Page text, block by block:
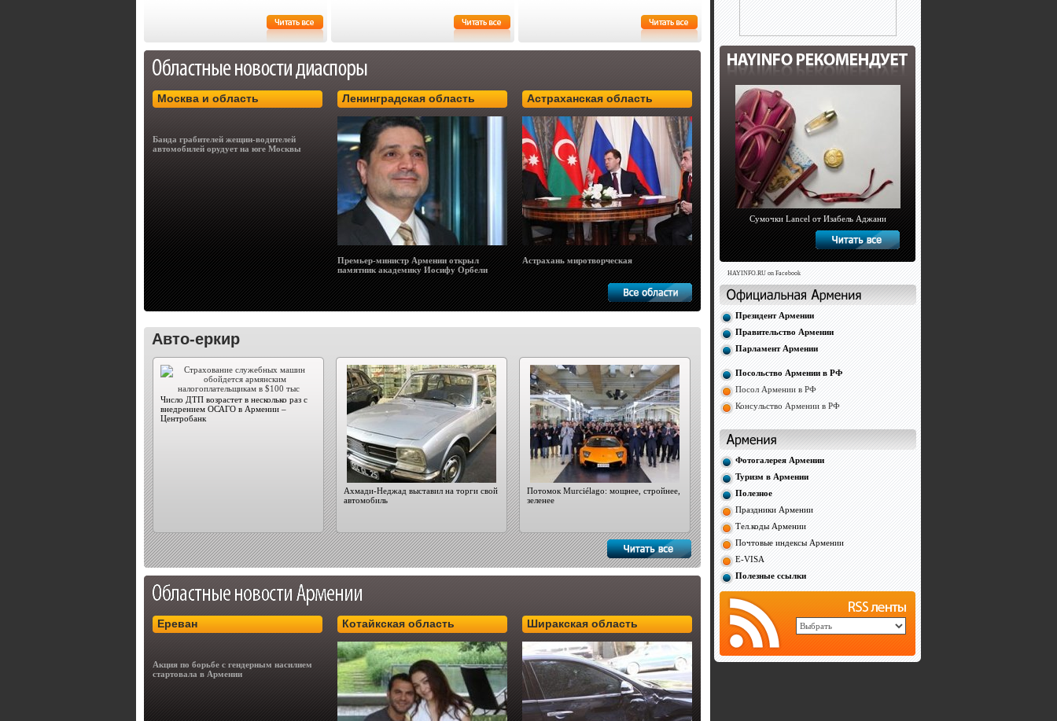
Москва и область
Банда грабителей жещин-водителей
автомобилей орудует на юге Москвы
Ленинградская область
Премьер-министр Армении открыл
памятник академику Иосифу Орбели
Астраханская область
Астрахань миротворческая
Авто-еркир
Число ДТП возрастет в несколько раз с
внедрением ОСАГО в Армении –
Центробанк
Ахмади-Неджад выставил на торги свой
автомобиль
Потомок Murciélago: мощнее, стройнее,
зеленее
Ереван
Акция по борьбе с гендерным насилием
стартовала в Армении
Котайкская область Ширакская область
Сумочки Lancel от Изабель Аджани
HAYINFO.RU on Facebook
Президент Армении
Правительство Армении
Парламент Армении
Посольство Армении в РФ
Посол Армении в РФ
Консульство Армении в РФ
Фотогалерея Армении
Туризм в Армении
Полезное
Праздники Армении
Тел.коды Армении
Почтовые индексы Армении
E-VISA
Полезные ссылки